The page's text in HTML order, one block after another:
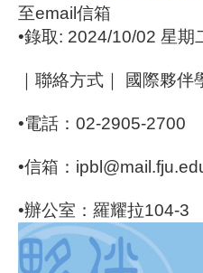
至email信箱
•錄取: 2024/10/02 星
｜聯絡方式｜ 國際夥
•電話：02-2905-2700
•信箱：
•辦公室：羅耀拉104-3